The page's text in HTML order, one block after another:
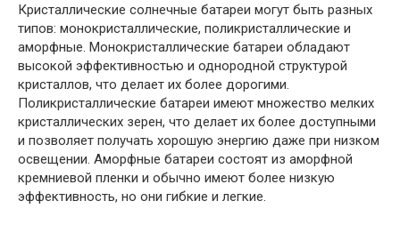
Кристаллические солнечные батареи могут быть разных
типов: монокристаллические, поликристаллические и
аморфные. Монокристаллические батареи обладают
высокой эффективностью и однородной структурой
кристаллов, что делает их более дорогими.
Поликристаллические батареи имеют множество мелких
кристаллических зерен, что делает их более доступными
и позволяет получать хорошую энергию даже при низком
освещении. Аморфные батареи состоят из аморфной
кремниевой пленки и обычно имеют более низкую
эффективность, но они гибкие и легкие.